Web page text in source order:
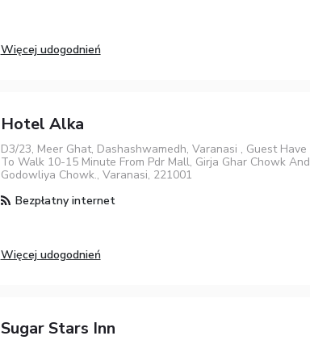
Więcej udogodnień
Hotel Alka
D3/23, Meer Ghat, Dashashwamedh, Varanasi , Guest Have
To Walk 10-15 Minute From Pdr Mall, Girja Ghar Chowk And
Godowliya Chowk., Varanasi, 221001
Bezpłatny internet
Więcej udogodnień
Sugar Stars Inn